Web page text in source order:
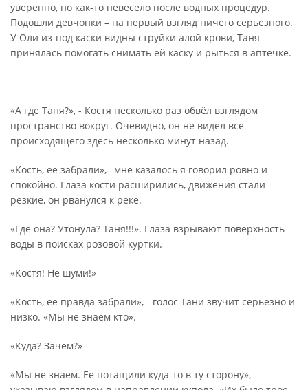
уверенно, но как-то невесело после водных процедур.
Подошли девчонки – на первый взгляд ничего серьезного.
У Оли из-под каски видны струйки алой крови, Таня
принялась помогать снимать ей каску и рыться в аптечке.
«А где Таня?», - Костя несколько раз обвёл взглядом
пространство вокруг. Очевидно, он не видел все
происходящего здесь несколько минут назад.
«Кость, ее забрали»,– мне казалось я говорил ровно и
спокойно. Глаза кости расширились, движения стали
резкие, он рванулся к реке.
«Где она? Утонула? Таня!!!». Глаза взрывают поверхность
воды в поисках розовой куртки.
«Костя! Не шуми!»
«Кость, ее правда забрали», - голос Тани звучит серьезно и
низко. «Мы не знаем кто».
«Куда? Зачем?»
«Мы не знаем. Ее потащили куда-то в ту сторону», -